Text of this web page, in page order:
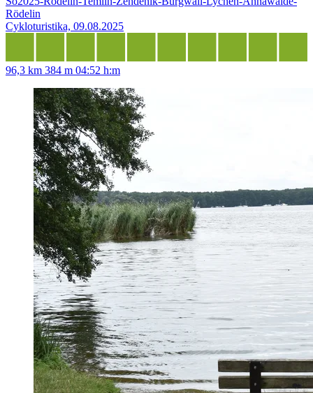
Rödelin
Cykloturistika, 09.08.2025
96,3 km 384 m 04:52 h:m